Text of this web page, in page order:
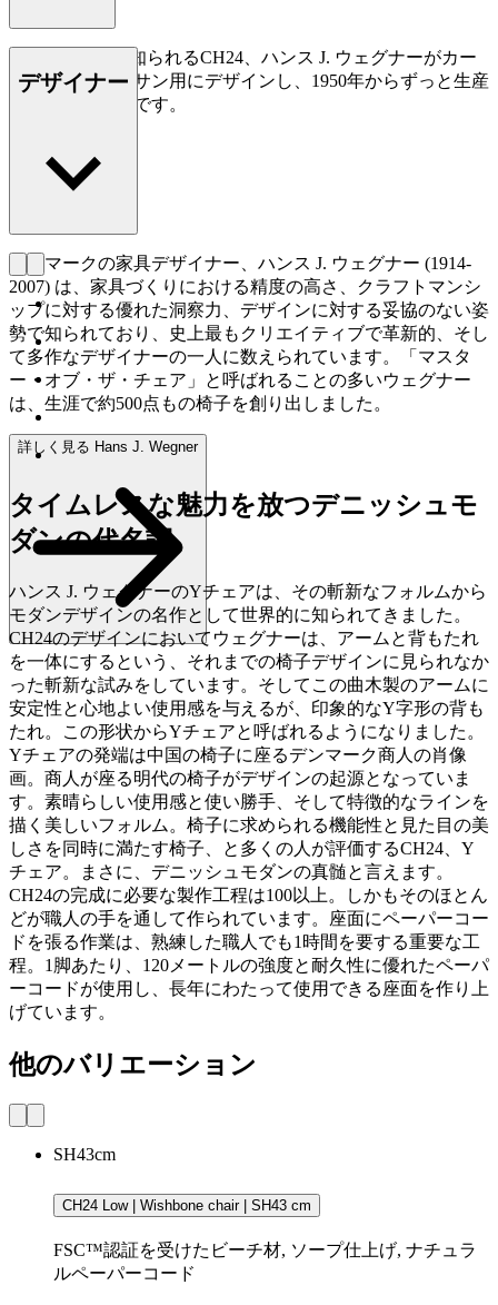
Yチェアとして知られるCH24、ハンス J. ウェグナーがカー
ル・ハンセン＆サン用にデザインし、1950年からずっと生産
されている名作です。
デザイナー
デンマークの家具デザイナー、ハンス J. ウェグナー (1914-
2007) は、家具づくりにおける精度の高さ、クラフトマンシ
ップに対する優れた洞察力、デザインに対する妥協のない姿
勢で知られており、史上最もクリエイティブで革新的、そし
て多作なデザイナーの一人に数えられています。「マスタ
ー・オブ・ザ・チェア」と呼ばれることの多いウェグナー
は、生涯で約500点もの椅子を創り出しました。
詳しく見る Hans J. Wegner
タイムレスな魅力を放つデニッシュモ
ダンの代名詞
ハンス J. ウェグナーのYチェアは、その斬新なフォルムから
モダンデザインの名作として世界的に知られてきました。
CH24のデザインにおいてウェグナーは、アームと背もたれ
を一体にするという、それまでの椅子デザインに見られなか
った斬新な試みをしています。そしてこの曲木製のアームに
安定性と心地よい使用感を与えるが、印象的なY字形の背も
たれ。この形状からYチェアと呼ばれるようになりました。
Yチェアの発端は中国の椅子に座るデンマーク商人の肖像
画。商人が座る明代の椅子がデザインの起源となっていま
す。素晴らしい使用感と使い勝手、そして特徴的なラインを
描く美しいフォルム。椅子に求められる機能性と見た目の美
しさを同時に満たす椅子、と多くの人が評価するCH24、Y
チェア。まさに、デニッシュモダンの真髄と言えます。
CH24の完成に必要な製作工程は100以上。しかもそのほとん
どが職人の手を通して作られています。座面にペーパーコー
ドを張る作業は、熟練した職人でも1時間を要する重要な工
程。1脚あたり、120メートルの強度と耐久性に優れたペーパ
ーコードが使用し、長年にわたって使用できる座面を作り上
げています。
他のバリエーション
SH43cm
CH24 Low | Wishbone chair | SH43 cm
FSC™認証を受けたビーチ材, ソープ仕上げ, ナチュラ
ルペーパーコード